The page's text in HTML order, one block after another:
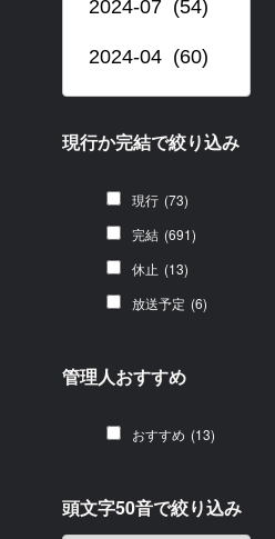
現行か完結で絞り込み
現行 (73)
完結 (691)
休止 (13)
放送予定 (6)
管理人おすすめ
おすすめ (13)
頭文字50音で絞り込み